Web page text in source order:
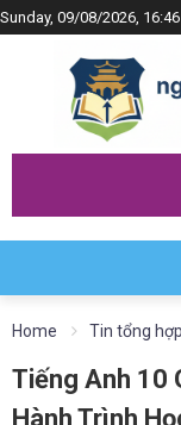
Sunday, 09/08/2026, 16:46
Home Tin tổng hợp
Tiếng Anh 10
Hành Trình